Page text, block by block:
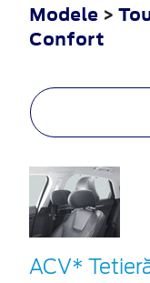
Modele >
Confort
ACV*